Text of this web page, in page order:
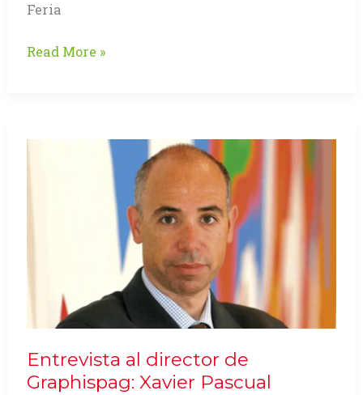
Feria
Expográfica
Read More »
Entrevista al director de
Graphispag: Xavier Pascual